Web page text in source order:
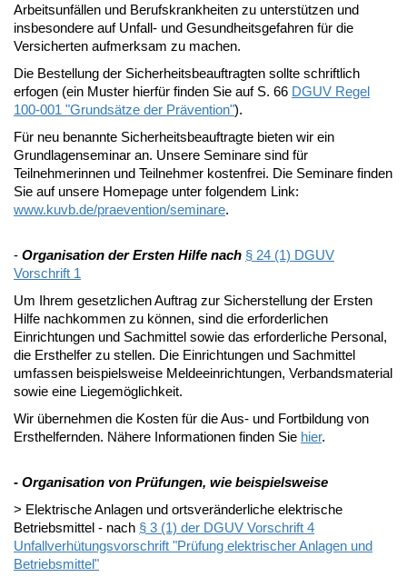
Arbeitsunfällen und Berufskrankheiten zu unterstützen und
insbesondere auf Unfall- und Gesundheitsgefahren für die
Versicherten aufmerksam zu machen.
Die Bestellung der Sicherheitsbeauftragten sollte schriftlich
erfogen (ein Muster hierfür finden Sie auf S. 66 DGUV Regel
100-001 "Grundsätze der Prävention").
Für neu benannte Sicherheitsbeauftragte bieten wir ein
Grundlagenseminar an. Unsere Seminare sind für
Teilnehmerinnen und Teilnehmer kostenfrei. Die Seminare finden
Sie auf unsere Homepage unter folgendem Link:
www.kuvb.de/praevention/seminare.
- Organisation der Ersten Hilfe nach § 24 (1) DGUV
Vorschrift 1
Um Ihrem gesetzlichen Auftrag zur Sicherstellung der Ersten
Hilfe nachkommen zu können, sind die erforderlichen
Einrichtungen und Sachmittel sowie das erforderliche Personal,
die Ersthelfer zu stellen. Die Einrichtungen und Sachmittel
umfassen beispielsweise Meldeeinrichtungen, Verbandsmaterial
sowie eine Liegemöglichkeit.
Wir übernehmen die Kosten für die Aus- und Fortbildung von
Ersthelfernden. Nähere Informationen finden Sie hier.
- Organisation von Prüfungen, wie beispielsweise
> Elektrische Anlagen und ortsveränderliche elektrische
Betriebsmittel - nach § 3 (1) der DGUV Vorschrift 4
Unfallverhütungsvorschrift "Prüfung elektrischer Anlagen und
Betriebsmittel"